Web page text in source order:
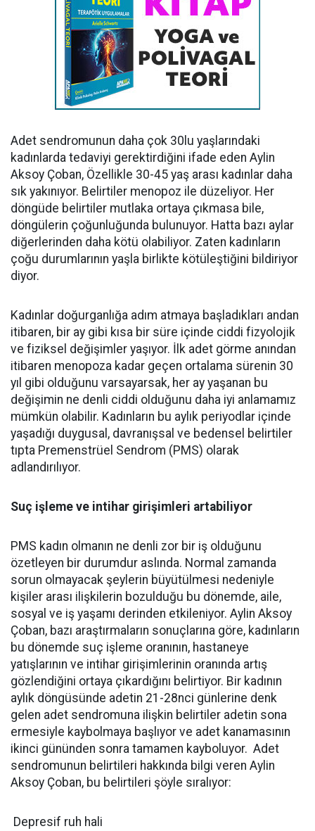
Adet sendromunun daha çok 30lu yaşlarındaki
kadınlarda tedaviyi gerektirdiğini ifade eden Aylin
Aksoy Çoban, Özellikle 30-45 yaş arası kadınlar daha
sık yakınıyor. Belirtiler menopoz ile düzeliyor. Her
döngüde belirtiler mutlaka ortaya çıkmasa bile,
döngülerin çoğunluğunda bulunuyor. Hatta bazı aylar
diğerlerinden daha kötü olabiliyor. Zaten kadınların
çoğu durumlarının yaşla birlikte kötüleştiğini bildiriyor
diyor.
Kadınlar doğurganlığa adım atmaya başladıkları andan
itibaren, bir ay gibi kısa bir süre içinde ciddi fizyolojik
ve fiziksel değişimler yaşıyor. İlk adet görme anından
itibaren menopoza kadar geçen ortalama sürenin 30
yıl gibi olduğunu varsayarsak, her ay yaşanan bu
değişimin ne denli ciddi olduğunu daha iyi anlamamız
mümkün olabilir. Kadınların bu aylık periyodlar içinde
yaşadığı duygusal, davranışsal ve bedensel belirtiler
tıpta Premenstrüel Sendrom (PMS) olarak
adlandırılıyor.
Suç işleme ve intihar girişimleri artabiliyor
PMS kadın olmanın ne denli zor bir iş olduğunu
özetleyen bir durumdur aslında. Normal zamanda
sorun olmayacak şeylerin büyütülmesi nedeniyle
kişiler arası ilişkilerin bozulduğu bu dönemde, aile,
sosyal ve iş yaşamı derinden etkileniyor. Aylin Aksoy
Çoban, bazı araştırmaların sonuçlarına göre, kadınların
bu dönemde suç işleme oranının, hastaneye
yatışlarının ve intihar girişimlerinin oranında artış
gözlendiğini ortaya çıkardığını belirtiyor. Bir kadının
aylık döngüsünde adetin 21-28nci günlerine denk
gelen adet sendromuna ilişkin belirtiler adetin sona
ermesiyle kaybolmaya başlıyor ve adet kanamasının
ikinci gününden sonra tamamen kayboluyor. Adet
sendromunun belirtileri hakkında bilgi veren Aylin
Aksoy Çoban, bu belirtileri şöyle sıralıyor:
 Depresif ruh hali